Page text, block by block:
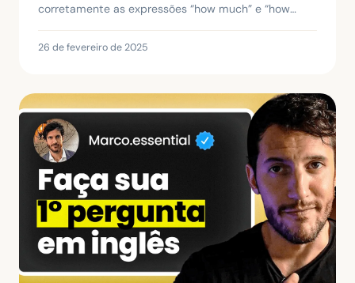
corretamente as expressões “how much” e “how
quantidades. Ao...
26 de fevereiro de 2025